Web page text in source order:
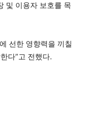
및 이용자 보호를 목
선한 영향력을 끼칠
다”고 전했다.